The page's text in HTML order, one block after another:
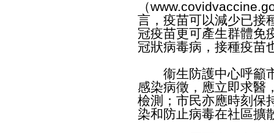
（
言，疫苗可以減少已接
冠疫苗更可產生群體免
冠狀病毒病，接種疫苗
衞生防護中心呼籲市
感染病徵，應立即求醫
檢測；市民亦應時刻保
染和防止病毒在社區擴